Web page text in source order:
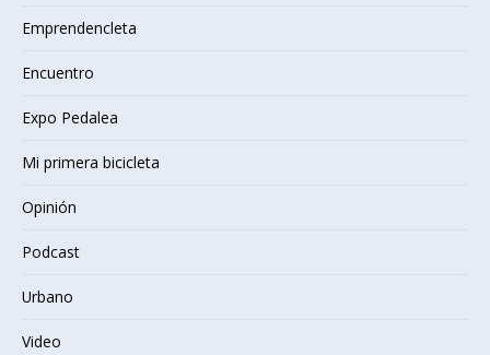
Emprendencleta
Encuentro
Expo Pedalea
Mi primera bicicleta
Opinión
Podcast
Urbano
Video